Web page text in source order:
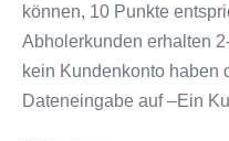
können, 10 Punkte
Abholerkunden erhalten
kein Kundenkonto haben
Dateneingabe auf –Ein